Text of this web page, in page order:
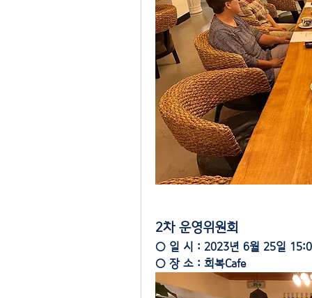
2차 운영위원회
○ 일 시 : 2023년 6월 25일
○ 장 소 : 회복Cafe